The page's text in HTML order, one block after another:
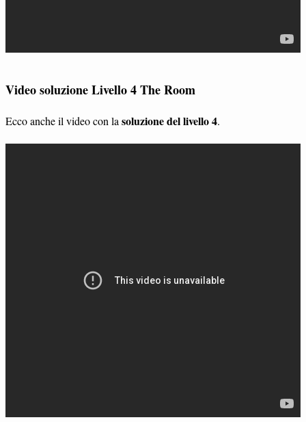
Video soluzione Livello 4 The Room
Ecco anche il video con la soluzione del livello 4.